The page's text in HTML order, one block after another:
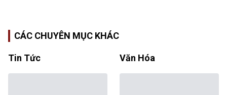
CÁC CHUYÊN MỤC KHÁC
Tin Tức Văn Hóa